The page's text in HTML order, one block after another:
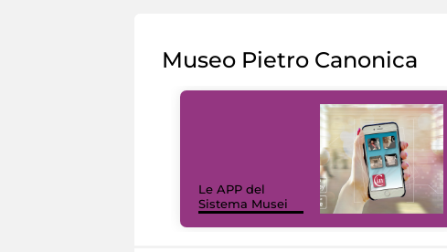
Museo Pietro Canonica
Le APP del
Sistema Musei